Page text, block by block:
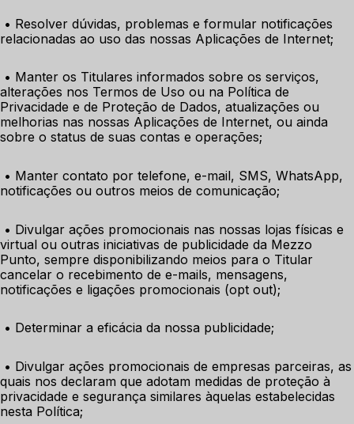
• Resolver dúvidas, problemas e formular notificações
relacionadas ao uso das nossas Aplicações de Internet;
• Manter os Titulares informados sobre os serviços,
alterações nos Termos de Uso ou na Política de
Privacidade e de Proteção de Dados, atualizações ou
melhorias nas nossas Aplicações de Internet, ou ainda
sobre o status de suas contas e operações;
• Manter contato por telefone, e-mail, SMS, WhatsApp,
notificações ou outros meios de comunicação;
• Divulgar ações promocionais nas nossas lojas físicas e
virtual ou outras iniciativas de publicidade da Mezzo
Punto, sempre disponibilizando meios para o Titular
cancelar o recebimento de e-mails, mensagens,
notificações e ligações promocionais (opt out);
• Determinar a eficácia da nossa publicidade;
• Divulgar ações promocionais de empresas parceiras, as
quais nos declaram que adotam medidas de proteção à
privacidade e segurança similares àquelas estabelecidas
nesta Política;